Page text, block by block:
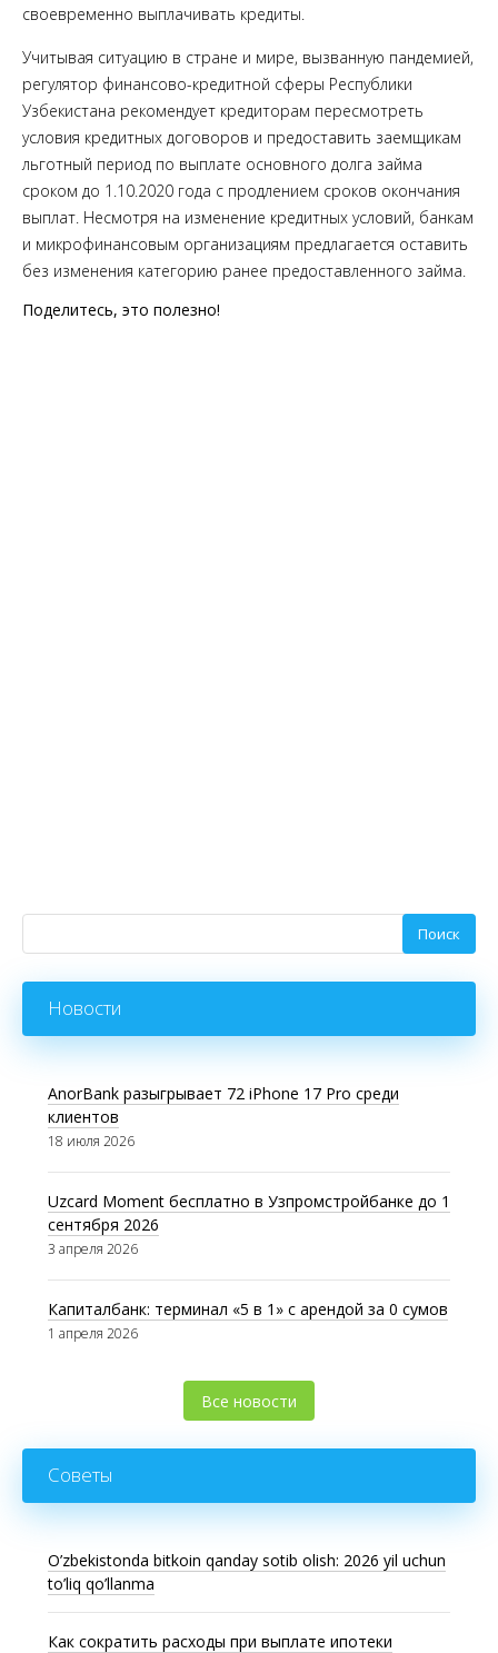
своевременно выплачивать кредиты.
Учитывая ситуацию в стране и мире, вызванную пандемией,
регулятор финансово-кредитной сферы Республики
Узбекистана рекомендует кредиторам пересмотреть
условия кредитных договоров и предоставить заемщикам
льготный период по выплате основного долга займа
сроком до 1.10.2020 года с продлением сроков окончания
выплат. Несмотря на изменение кредитных условий, банкам
и микрофинансовым организациям предлагается оставить
без изменения категорию ранее предоставленного займа.
Поделитесь, это полезно!
Новости
AnorBank разыгрывает 72 iPhone 17 Pro среди
клиентов
18 июля 2026
Uzcard Moment бесплатно в Узпромстройбанке до 1
сентября 2026
3 апреля 2026
Капиталбанк: терминал «5 в 1» с арендой за 0 сумов
1 апреля 2026
Все новости
Советы
O’zbekistonda bitkoin qanday sotib olish: 2026 yil uchun
to’liq qo’llanma
Как сократить расходы при выплате ипотеки